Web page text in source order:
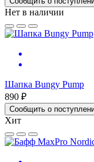
Нет в наличии
Шапка Bungy Pump
890 ₽
Сообщить о
Хит